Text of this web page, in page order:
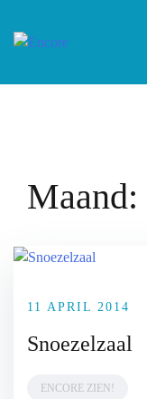
naar
Maand:
11 APRIL 2014
Snoezelzaal
ENCORE ZIEN!